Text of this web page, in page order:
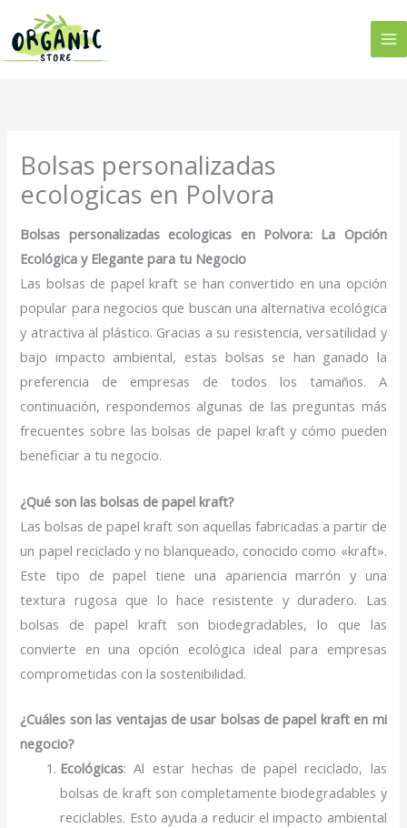
contenido
Bolsas personalizadas
ecologicas en Polvora
Bolsas personalizadas ecologicas en Polvora: La Opción
Ecológica y Elegante para tu Negocio
Las bolsas de papel kraft se han convertido en una opción
popular para negocios que buscan una alternativa ecológica
y atractiva al plástico. Gracias a su resistencia, versatilidad y
bajo impacto ambiental, estas bolsas se han ganado la
preferencia de empresas de todos los tamaños. A
continuación, respondemos algunas de las preguntas más
frecuentes sobre las bolsas de papel kraft y cómo pueden
beneficiar a tu negocio.
¿Qué son las bolsas de papel kraft?
Las bolsas de papel kraft son aquellas fabricadas a partir de
un papel reciclado y no blanqueado, conocido como «kraft».
Este tipo de papel tiene una apariencia marrón y una
textura rugosa que lo hace resistente y duradero. Las
bolsas de papel kraft son biodegradables, lo que las
convierte en una opción ecológica ideal para empresas
comprometidas con la sostenibilidad.
¿Cuáles son las ventajas de usar bolsas de papel kraft en mi
negocio?
Ecológicas: Al estar hechas de papel reciclado, las
bolsas de kraft son completamente biodegradables y
reciclables. Esto ayuda a reducir el impacto ambiental